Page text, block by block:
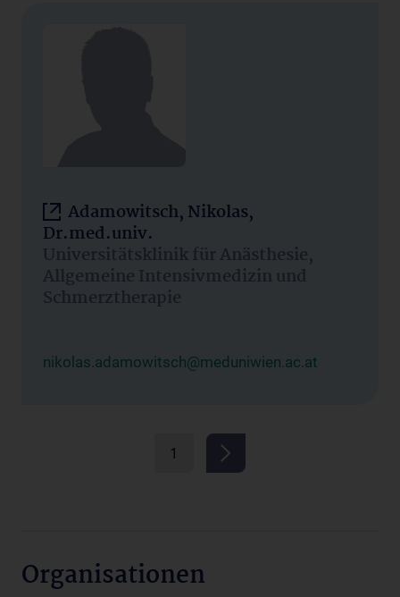
Adamowitsch, Nikolas,
Dr.med.univ.
Universitätsklinik für Anästhesie,
Allgemeine Intensivmedizin und
Schmerztherapie
nikolas.adamowitsch@meduniwien.ac.at
1
Organisationen